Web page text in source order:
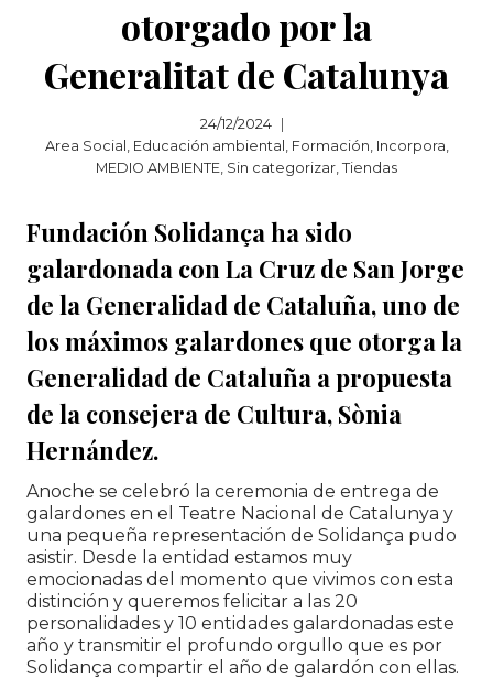
otorgado por la
Generalitat de Catalunya
24/12/2024
Area Social , Educación ambiental , Formación, Incorpora,
MEDIO AMBIENTE, Sin categorizar, Tiendas
Fundación Solidança ha sido
galardonada con La Cruz de San Jorge
de la Generalidad de Cataluña, uno de
los máximos galardones que otorga la
Generalidad de Cataluña a propuesta
de la consejera de Cultura, Sònia
Hernández.
Anoche se celebró la ceremonia de entrega de
galardones en el Teatre Nacional de Catalunya y
una pequeña representación de Solidança pudo
asistir. Desde la entidad estamos muy
emocionadas del momento que vivimos con esta
distinción y queremos felicitar a las 20
personalidades y 10 entidades galardonadas este
año y transmitir el profundo orgullo que es por
Solidança compartir el año de galardón con ellas.